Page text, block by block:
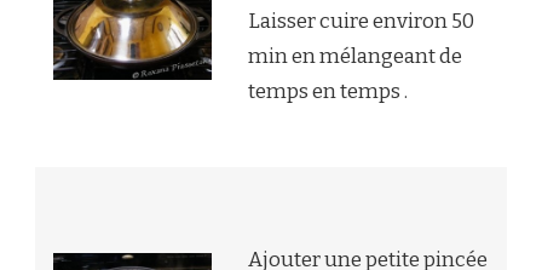
Laisser cuire environ 50
min en mélangeant de
temps en temps .
Ajouter une petite pincée